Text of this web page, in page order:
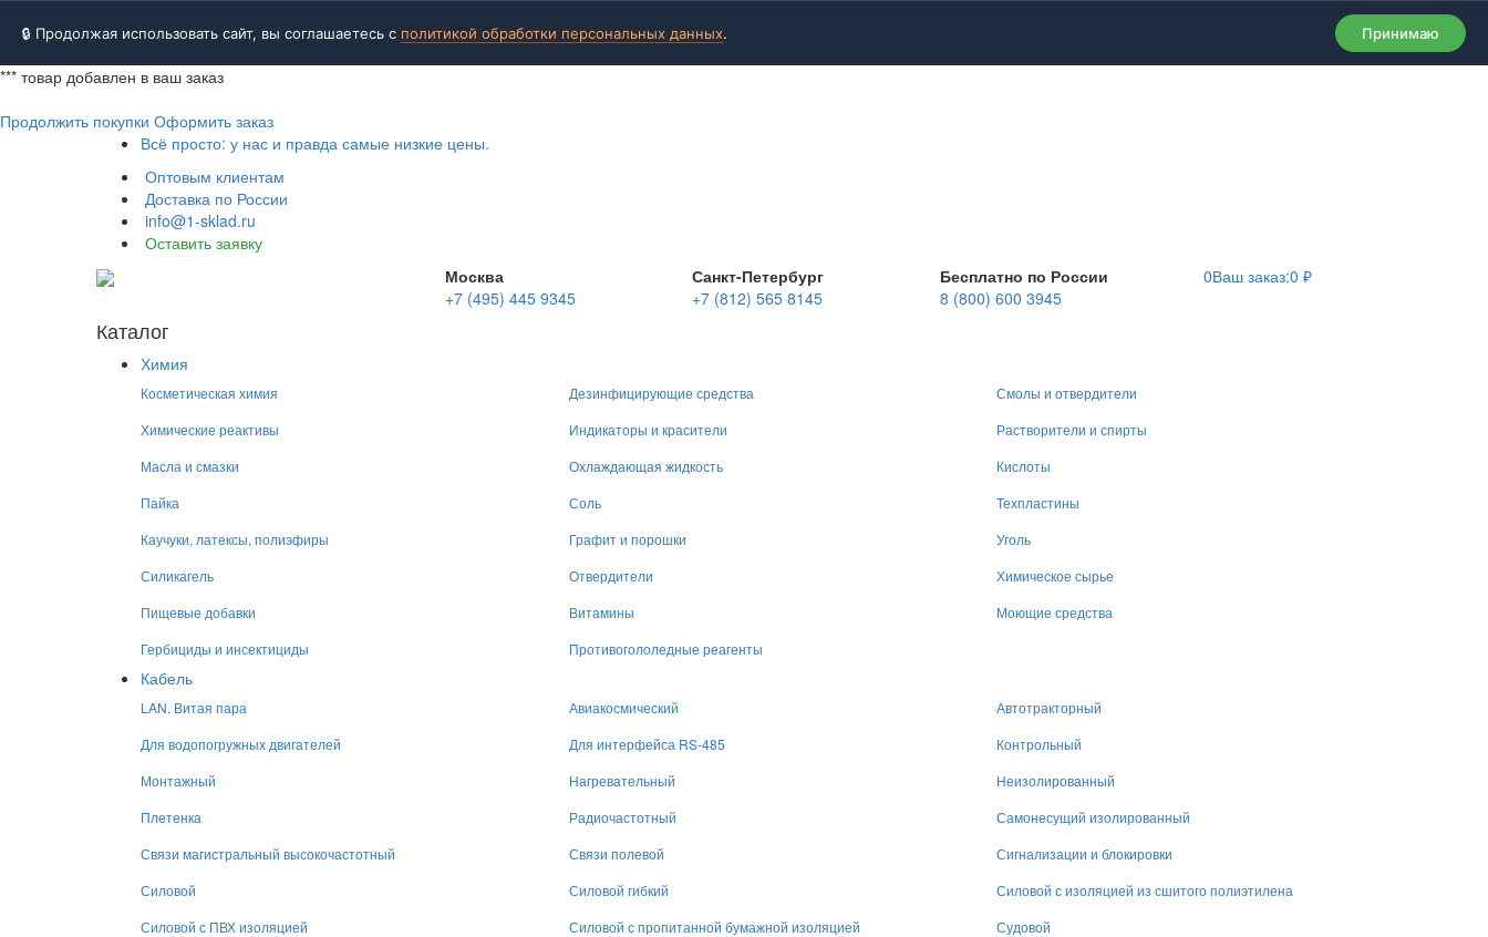
🔒 Продолжая использовать сайт, вы соглашаетесь с политикой обработки персональных данных. Принимаю
*** товар добавлен в ваш заказ
Продолжить покупки Оформить заказ
Всё просто: у нас и правда самые низкие цены.
Оптовым клиентам
Доставка по России
info@1-sklad.ru
Оставить заявку
Москва
+7 (495) 445 9345
Санкт-Петербург
+7 (812) 565 8145
Бесплатно по России
8 (800) 600 3945
0Ваш заказ:0 ₽
Каталог
Химия
Косметическая химия Дезинфицирующие средства
Смолы и отвердители
Химические реактивы
Индикаторы и красители
Растворители и спирты
Масла и смазки
Охлаждающая жидкость
Кислоты
Пайка
Соль
Техпластины
Каучуки, латексы, полиэфиры
Графит и порошки
Уголь
Силикагель
Отвердители
Химическое сырье
Пищевые добавки
Витамины
Моющие средства
Гербициды и инсектициды
Противогололедные реагенты
Кабель
LAN. Витая пара Авиакосмический
Автотракторный
Для водопогружных двигателей
Для интерфейса RS-485
Контрольный
Монтажный
Нагревательный
Неизолированный
Плетенка
Радиочастотный
Самонесущий изолированный
Связи магистральный высокочастотный
Связи полевой
Сигнализации и блокировки
Силовой
Силовой гибкий
Силовой с изоляцией из сшитого полиэтилена
Силовой с ПВХ изоляцией
Силовой с пропитанной бумажной изоляцией
Судовой